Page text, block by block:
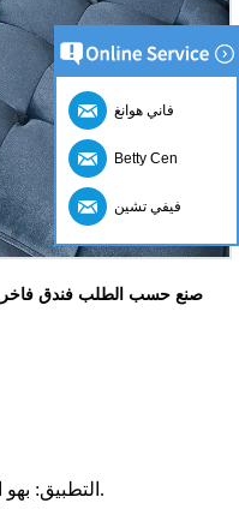
صنع حسب الطلب فندق فاخر
التطبيق: بهو الفندق ، المنطقة العامة ، الاستقبال.
فاني هوانغ
Betty Cen
فيفي تشين